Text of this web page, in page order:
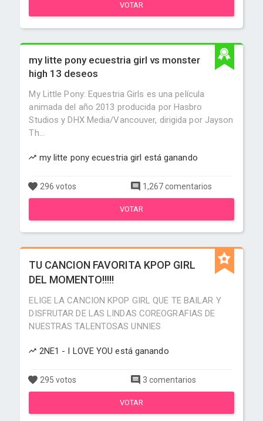
VOTAR
my litte pony ecuestria girl vs monster
high 13 deseos
My Little Pony: Equestria Girls es una película
animada del año 2013 producida por Hasbro
Studios y DHX Media/Vancouver, dirigida por Jayson
Th...
my litte pony ecuestria girl está ganando
296 votos 1,267 comentarios
VOTAR
TU CANCION FAVORITA KPOP GIRL
DEL MOMENTO!!!!!
ELIGE LA CANCION KPOP GIRL QUE TE BAILAR Y
DISFRUTAR DE LAS LINDAS COREOGRAFIAS DE
NUESTRAS TALENTOSAS UNNIES
2NE1 - I LOVE YOU está ganando
295 votos 3 comentarios
VOTAR